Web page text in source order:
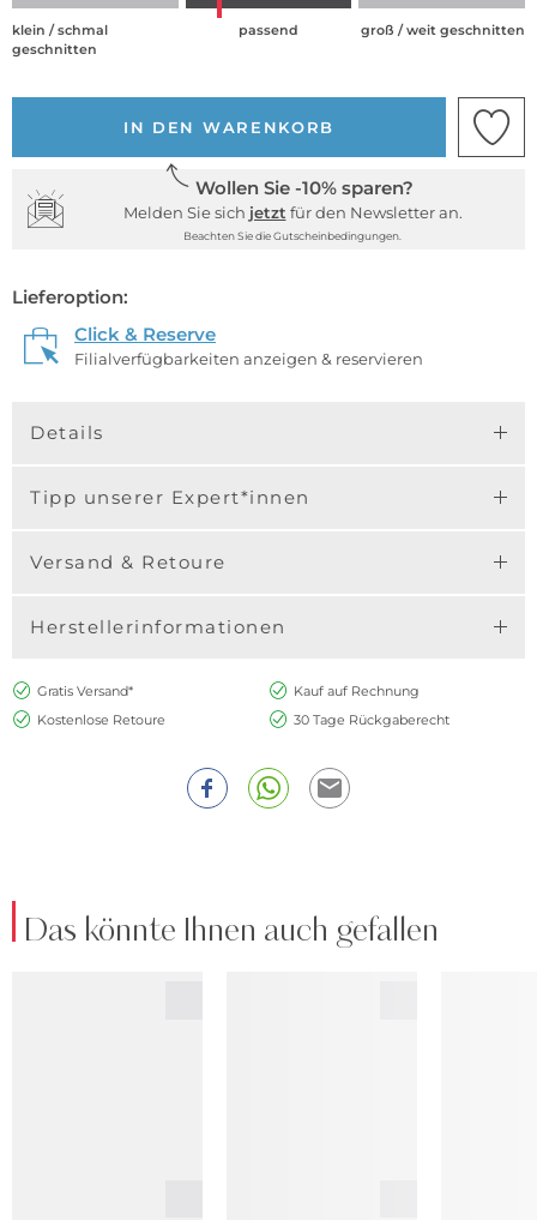
klein / schmal
geschnitten
passend groß / weit geschnitten
IN DEN WARENKORB
Wollen Sie -10% sparen?
Melden Sie sich jetzt für den Newsletter an.
Beachten Sie die Gutscheinbedingungen.
Lieferoption:
Click & Reserve
Filialverfügbarkeiten anzeigen & reservieren
Details
Tipp unserer Expert*innen
Versand & Retoure
Herstellerinformationen
Gratis Versand*
Kauf auf Rechnung
Kostenlose Retoure
30 Tage Rückgaberecht
Das könnte Ihnen auch gefallen